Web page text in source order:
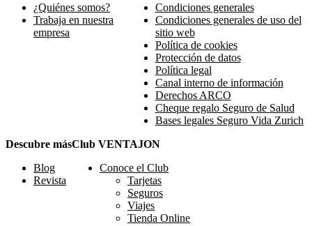
¿Quiénes somos?
Trabaja en nuestra
empresa
Condiciones generales
Condiciones generales de uso del
sitio web
Política de cookies
Protección de datos
Política legal
Canal interno de información
Derechos ARCO
Cheque regalo Seguro de Salud
Bases legales Seguro Vida Zurich
Descubre más
Blog
Revista
Club VENTAJON
Conoce el Club
Tarjetas
Seguros
Viajes
Tienda Online